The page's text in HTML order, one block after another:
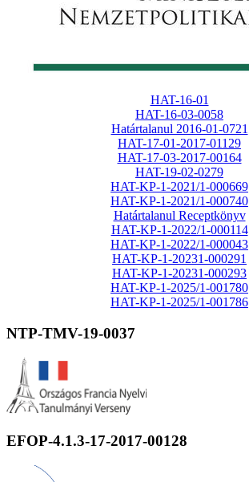
HAT-16-01
HAT-16-03-0058
Határtalanul 2016-01-0721
HAT-17-01-2017-01129
HAT-17-03-2017-00164
HAT-19-02-0279
HAT-KP-1-2021/1-000669
HAT-KP-1-2021/1-000740
Határtalanul Receptkönyv
HAT-KP-1-2022/1-000114
HAT-KP-1-2022/1-000043
HAT-KP-1-20231-000291
HAT-KP-1-20231-000293
HAT-KP-1-2025/1-001780
HAT-KP-1-2025/1-001786
NTP-TMV-19-0037
EFOP-4.1.3-17-2017-00128